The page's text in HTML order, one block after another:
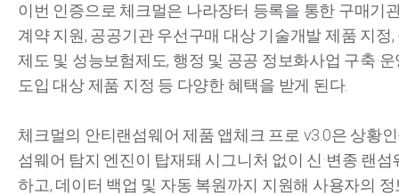
이번 인증으로 체크멀은 나라장터 등록을 통한 구매기
계약 지원, 공공기관 우선구매 대상 기술개발 제품 지정
제도 및 성능보험제도, 행정 및 공공 정보화사업 구축·
도입 대상 제품 지정 등 다양한 혜택을 받게 된다.
체크멀의 안티랜섬웨어 제품 앱체크 프로 v3.0은 상황
섬웨어 탐지 엔진이 탑재돼 시그니처 없이 신·변종 랜섬
하고, 데이터 백업 및 자동 복원까지 지원해 사용자의